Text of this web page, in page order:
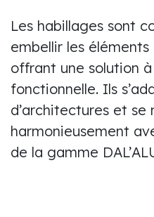
Les habillages sont
embellir les
offrant une solution
fonctionnelle. Ils
d’architectures et se
harmonieusement
de la gamme